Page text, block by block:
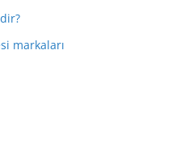
markaları